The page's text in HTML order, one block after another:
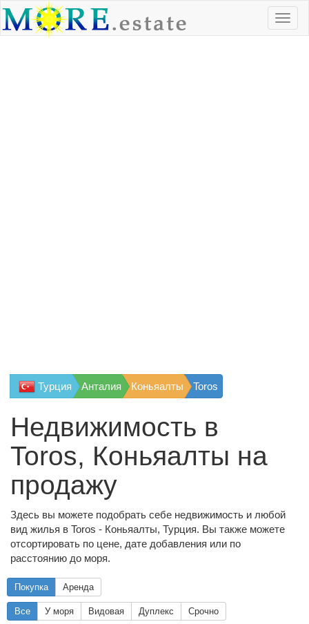
Турция Анталия Коньяалты Toros
Недвижимость в
Toros, Коньяалты на
продажу
Здесь вы можете подобрать себе недвижимость и любой
вид жилья в Toros - Коньяалты, Турция. Вы также можете
отсортировать по цене, дате добавления или по
расстоянию до моря.
Покупка Аренда
Все У моря Видовая Дуплекс Срочно